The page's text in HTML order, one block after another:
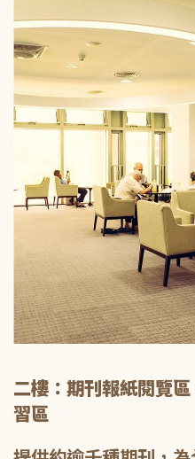
二樓：期刊報紙閱覽
習區